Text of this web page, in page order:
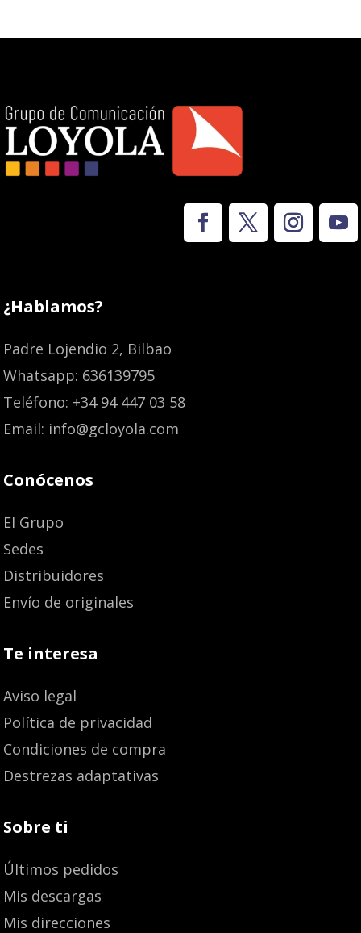
¿Hablamos?
Padre Lojendio 2, Bilbao
Whatsapp: 636139795
Teléfono: +34 94 447 03 58
Email: info@gcloyola.com
Conócenos
El Grupo
Sedes
Distribuidores
Envío de originales
Te interesa
Aviso legal
Política de privacidad
Condiciones de compra
Destrezas adaptativas
Sobre ti
Últimos pedidos
Mis descargas
Mis direcciones